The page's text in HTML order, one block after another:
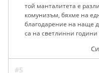
той манталитета е
комунизъм, бяхме на
благодарение на наще
са на светлинни години
#5